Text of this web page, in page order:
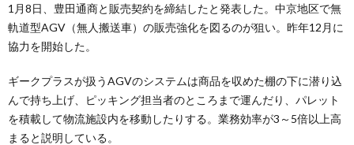
1月8日、豊田通商と販売契約を締結したと発表した。中京地区で無
軌道型AGV（無人搬送車）の販売強化を図るのが狙い。昨年12月に
協力を開始した。
ギークプラスが扱うAGVのシステムは商品を収めた棚の下に潜り込
んで持ち上げ、ピッキング担当者のところまで運んだり、パレット
を積載して物流施設内を移動したりする。業務効率が3～5倍以上高
まると説明している。